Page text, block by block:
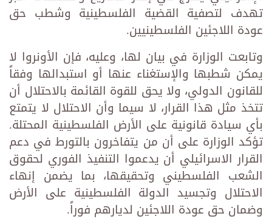
تهدف لتصفية القضية الفلسطينية وشطب حق
عودة اللاجئين الفلسطينيين.
وتابعت الوزارة في بيان لها، وعليه، فإن الأونروا لا
يمكن شطبها والإستغناء عنها أو استبدالها وفقاً
للقانون الدولي، ولا يحق للقوة القائمة بالاحتلال أن
تتخذ مثل هذا القرار، لا سيما وأن الاحتلال لا يتمتع
بأي سيادة قانونية على الأرض الفلسطينية المحتلة.
تؤكد الوزارة على أن من يتفاخرون بالتورط في دعم
القرار الاسرائيلي أن يدعموا التنفيذ الفوري لحقوق
الشعب الفلسطيني وتحقيقها، بما يضمن إنهاء
الاحتلال وتجسيد الدولة الفلسطينية على الأرض
وضمان حق عودة اللاجئين لديارهم فوراً.